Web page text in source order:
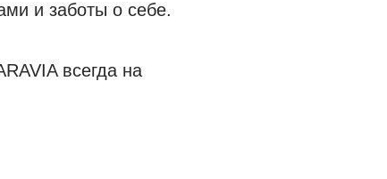
и заботы о себе.
всегда на